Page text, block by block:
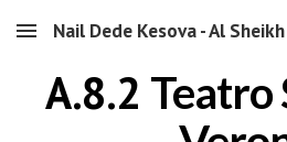
Skip to main content
Nail Dede Kesova - Al
A.8.2 Teatro